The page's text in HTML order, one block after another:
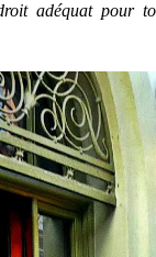
adéquat pour